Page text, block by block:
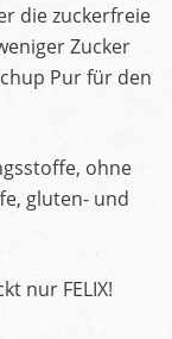
die zuckerfreie
Zucker
Pur für den
ohne
gluten- und
nur FELIX!